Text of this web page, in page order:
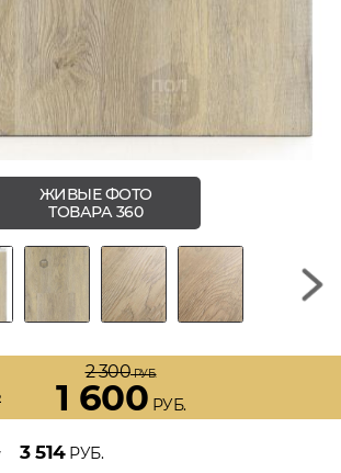
ЖИВЫЕ ФОТО
ТОВАРА 360
2 300РУБ.
1 600 РУБ.
3 514РУБ.